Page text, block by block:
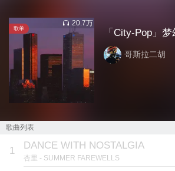
歌单
20.7万
「City-Pop」
哥斯拉二胡
歌曲列表
1 DANCE WITH NOSTALGIA
杏里 - SUMMER FAREWELLS